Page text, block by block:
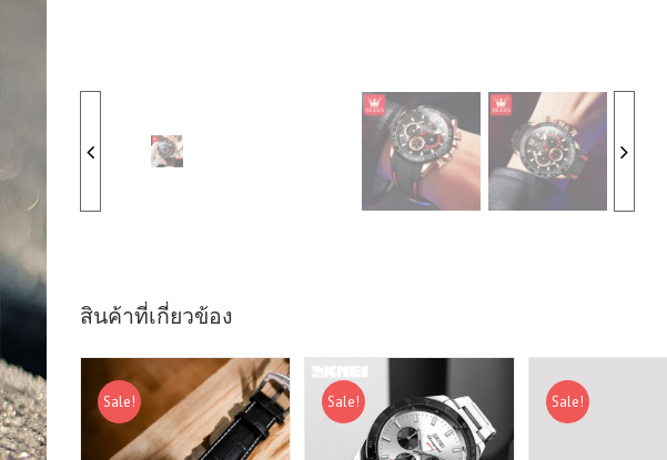
สินค้าที่เกี่ยวข้อง
Sale! Sale! Sale!